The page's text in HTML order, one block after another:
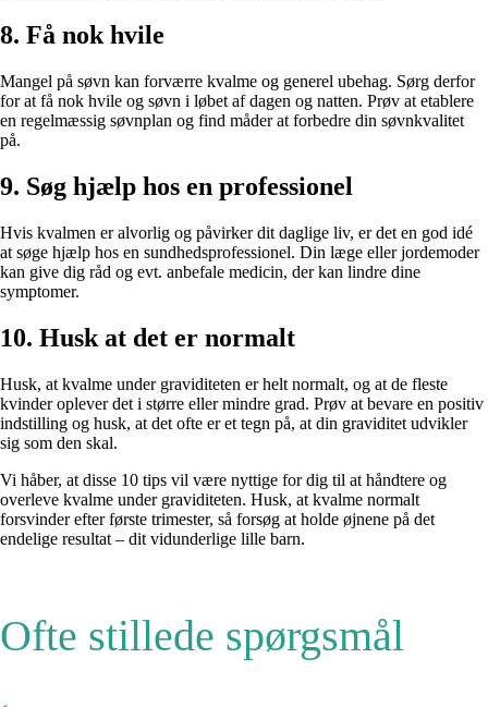
8. Få nok hvile
Mangel på søvn kan forværre kvalme og generel ubehag. Sørg derfor
for at få nok hvile og søvn i løbet af dagen og natten. Prøv at etablere
en regelmæssig søvnplan og find måder at forbedre din søvnkvalitet
på.
9. Søg hjælp hos en professionel
Hvis kvalmen er alvorlig og påvirker dit daglige liv, er det en god idé
at søge hjælp hos en sundhedsprofessionel. Din læge eller jordemoder
kan give dig råd og evt. anbefale medicin, der kan lindre dine
symptomer.
10. Husk at det er normalt
Husk, at kvalme under graviditeten er helt normalt, og at de fleste
kvinder oplever det i større eller mindre grad. Prøv at bevare en positiv
indstilling og husk, at det ofte er et tegn på, at din graviditet udvikler
sig som den skal.
Vi håber, at disse 10 tips vil være nyttige for dig til at håndtere og
overleve kvalme under graviditeten. Husk, at kvalme normalt
forsvinder efter første trimester, så forsøg at holde øjnene på det
endelige resultat – dit vidunderlige lille barn.
Ofte stillede spørgsmål